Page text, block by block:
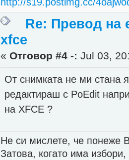
Re: Превод на
xfce
« Отговор #4 -: Jul 03,
От снимката не ми стана
редактираш с PoEdit
на XFCE ?
Не си мислете, че понеже
Затова, когато има